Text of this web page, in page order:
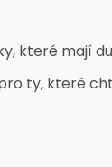
které mají
ty, které